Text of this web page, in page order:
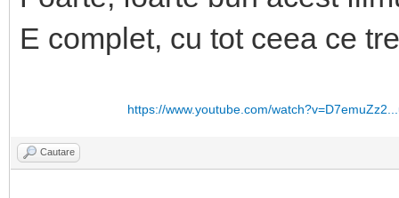
E complet, cu tot ceea ce
https://www.youtube.com/
Cautare